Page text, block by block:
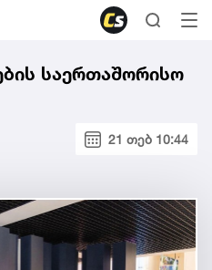
საერთაშორისო
21 თებ 10:44